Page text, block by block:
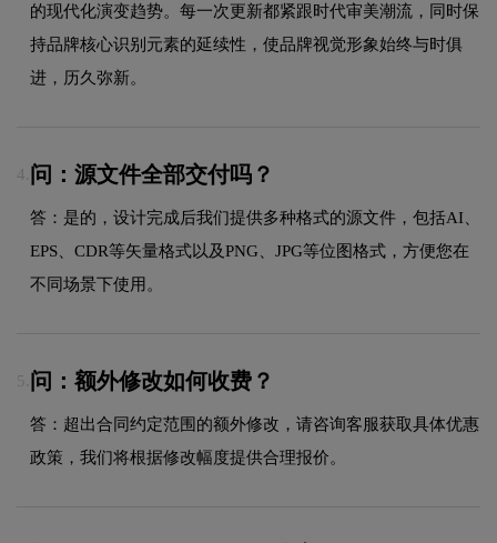
的现代化演变趋势。每一次更新都紧跟时代审美潮流，同时保
持品牌核心识别元素的延续性，使品牌视觉形象始终与时俱
进，历久弥新。
4. 问：源文件全部交付吗？
答：是的，设计完成后我们提供多种格式的源文件，包括AI、
EPS、CDR等矢量格式以及PNG、JPG等位图格式，方便您在
不同场景下使用。
5. 问：额外修改如何收费？
答：超出合同约定范围的额外修改，请咨询客服获取具体优惠
政策，我们将根据修改幅度提供合理报价。